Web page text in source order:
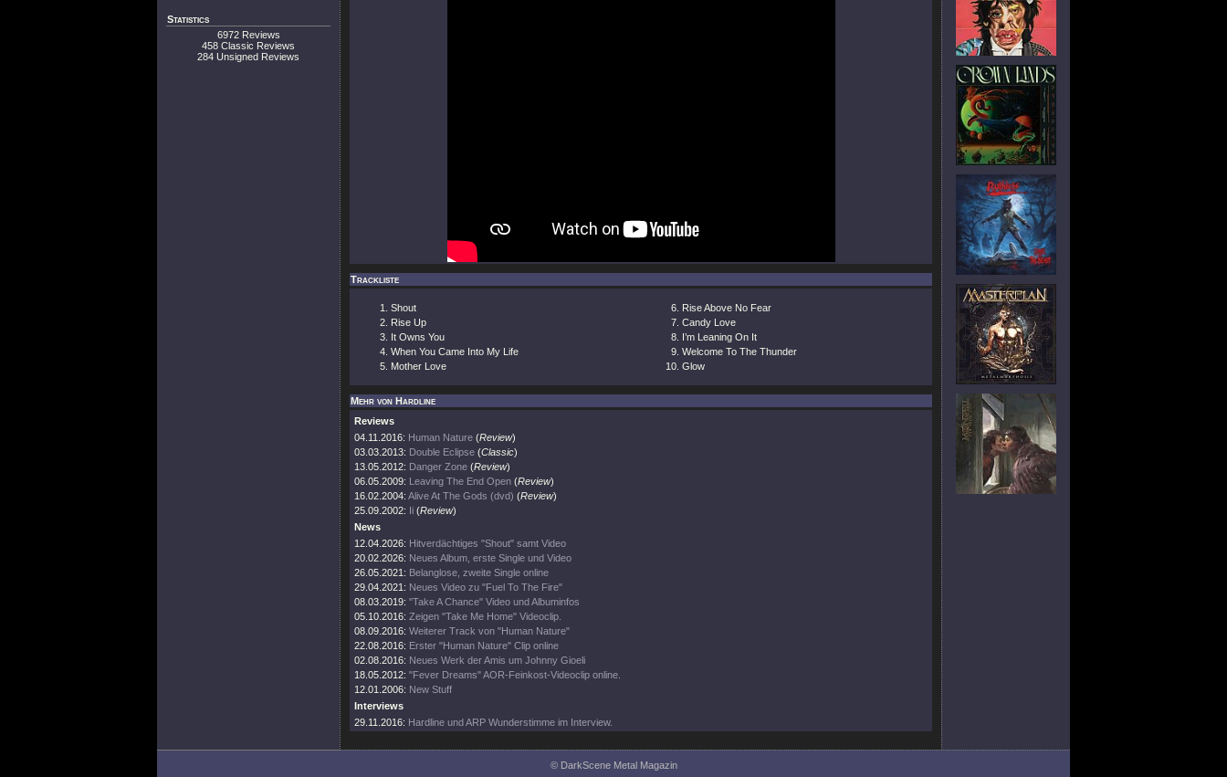
Statistics
6972 Reviews
458 Classic Reviews
284 Unsigned Reviews
Trackliste
Shout
Rise Up
It Owns You
When You Came Into My Life
Mother Love
Rise Above No Fear
Candy Love
I’m Leaning On It
Welcome To The Thunder
Glow
Mehr von Hardline
Reviews
04.11.2016: Human Nature (Review)
03.03.2013: Double Eclipse (Classic)
13.05.2012: Danger Zone (Review)
06.05.2009: Leaving The End Open (Review)
16.02.2004: Alive At The Gods (dvd) (Review)
25.09.2002: Ii (Review)
News
12.04.2026: Hitverdächtiges "Shout" samt Video
20.02.2026: Neues Album, erste Single und Video
26.05.2021: Belanglose, zweite Single online
29.04.2021: Neues Video zu "Fuel To The Fire"
08.03.2019: "Take A Chance" Video und Albuminfos
05.10.2016: Zeigen "Take Me Home" Videoclip.
08.09.2016: Weiterer Track von "Human Nature"
22.08.2016: Erster "Human Nature" Clip online
02.08.2016: Neues Werk der Amis um Johnny Gioeli
18.05.2012: "Fever Dreams" AOR-Feinkost-Videoclip online.
12.01.2006: New Stuff
Interviews
29.11.2016: Hardline und ARP Wunderstimme im Interview.
© DarkScene Metal Magazin